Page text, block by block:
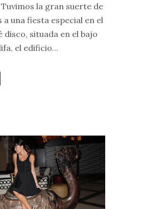
la gran suerte de
a una fiesta especial en el
disco, situada en el bajo
el edificio...